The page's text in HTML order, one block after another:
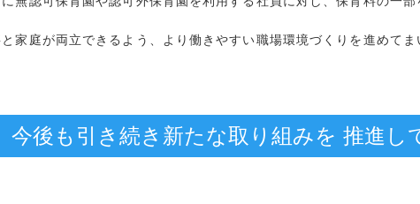
家庭が両立できるよう、より働きやすい職場環境づくりを進めてま
今後も引き続き新たな取り組みを 推進し